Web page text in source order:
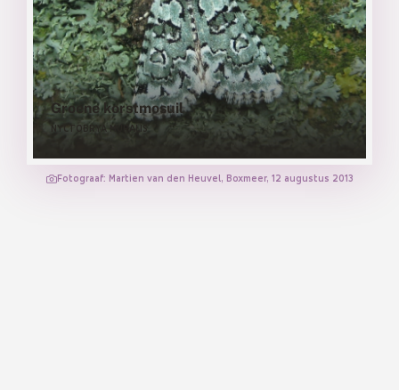
Groene korstmosuil
NYCTOBRYA MURALIS
Fotograaf: Martien van den Heuvel, Boxmeer, 12 augustus 2013